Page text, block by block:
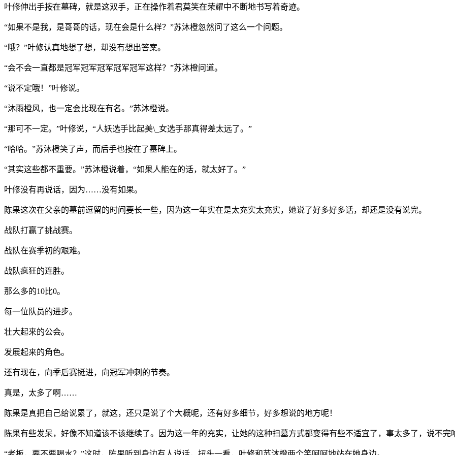
叶修伸出手按在墓碑，就是这双手，正在操作着君莫笑在荣耀中不断地书写着奇迹。
“如果不是我，是哥哥的话，现在会是什么样？”苏沐橙忽然问了这么一个问题。
“哦？”叶修认真地想了想，却没有想出答案。
“会不会一直都是冠军冠军冠军冠军冠军这样？”苏沐橙问道。
“说不定哦！”叶修说。
“沐雨橙风，也一定会比现在有名。”苏沐橙说。
“那可不一定。”叶修说，“人妖选手比起美\_女选手那真得差太远了。”
“哈哈。”苏沐橙笑了声，而后手也按在了墓碑上。
“其实这些都不重要。”苏沐橙说着，“如果人能在的话，就太好了。”
叶修没有再说话，因为……没有如果。
陈果这次在父亲的墓前逗留的时间要长一些，因为这一年实在是太充实太充实，她说了好多好多话，却还是没有说完。
战队打赢了挑战赛。
战队在赛季初的艰难。
战队疯狂的连胜。
那么多的10比0。
每一位队员的进步。
壮大起来的公会。
发展起来的角色。
还有现在，向季后赛挺进，向冠军冲刺的节奏。
真是，太多了啊……
陈果是真把自己给说累了，就这，还只是说了个大概呢，还有好多细节，好多想说的地方呢！
陈果有些发呆，好像不知道该不该继续了。因为这一年的充实，让她的这种扫墓方式都变得有些不适宜了，事太多了，说不完